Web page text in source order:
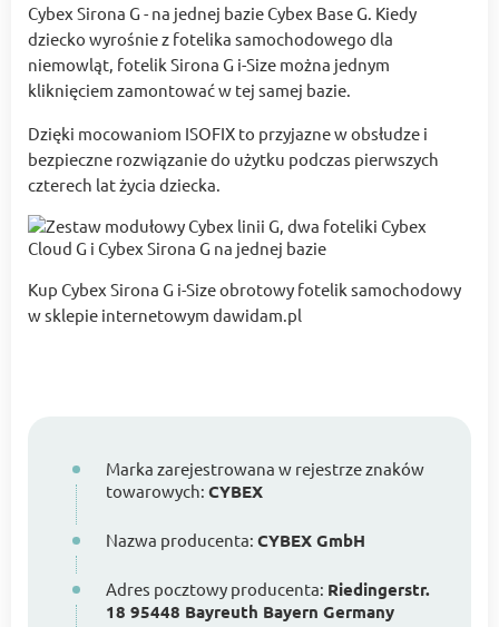
Cybex Sirona G - na jednej bazie Cybex Base G. Kiedy
dziecko wyrośnie z fotelika samochodowego dla
niemowląt, fotelik Sirona G i-Size można jednym
kliknięciem zamontować w tej samej bazie.
Dzięki mocowaniom ISOFIX to przyjazne w obsłudze i
bezpieczne rozwiązanie do użytku podczas pierwszych
czterech lat życia dziecka.
Kup Cybex Sirona G i-Size obrotowy fotelik samochodowy
w sklepie internetowym dawidam.pl
Marka zarejestrowana w rejestrze znaków
towarowych: CYBEX
Nazwa producenta: CYBEX GmbH
Adres pocztowy producenta: Riedingerstr.
18 95448 Bayreuth Bayern Germany